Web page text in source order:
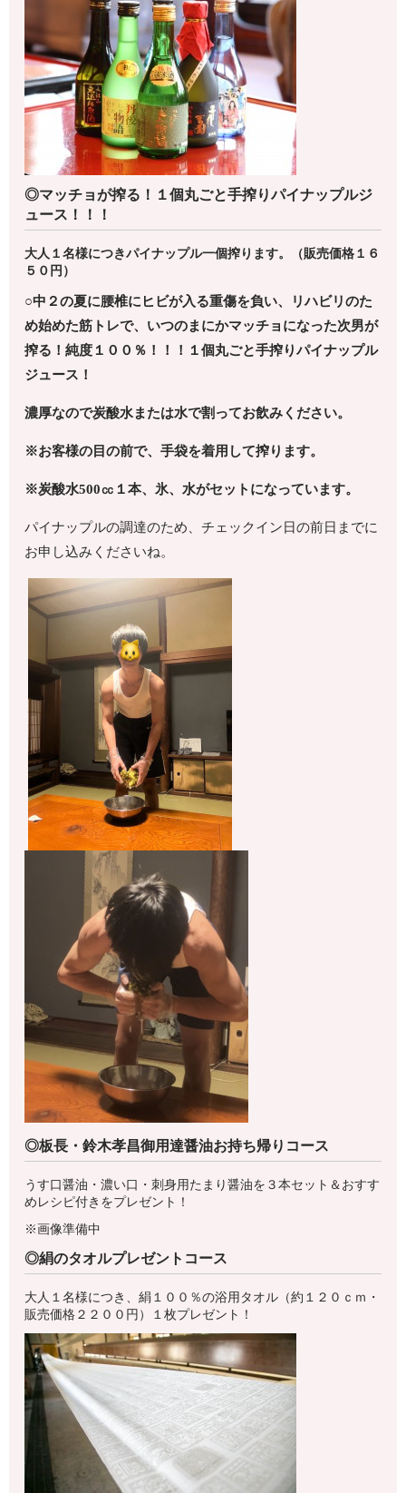
◎マッチョが搾る！１個丸ごと手搾りパイナップルジ
ュース！！！
大人１名様につきパイナップル一個搾ります。（販売価格１６
５０円）
○中２の夏に腰椎にヒビが入る重傷を負い、リハビリのた
め始めた筋トレで、いつのまにかマッチョになった次男が
搾る！純度１００％！！！１個丸ごと手搾りパイナップル
ジュース！
濃厚なので炭酸水または水で割ってお飲みください。
※お客様の目の前で、手袋を着用して搾ります。
※炭酸水500㏄１本、氷、水がセットになっています。
パイナップルの調達のため、チェックイン日の前日までに
お申し込みくださいね。
◎板長・鈴木孝昌御用達醤油お持ち帰りコース
うす口醤油・濃い口・刺身用たまり醤油を３本セット＆おすす
めレシピ付きをプレゼント！
※画像準備中
◎絹のタオルプレゼントコース
大人１名様につき、絹１００％の浴用タオル（約１２０ｃｍ・
販売価格２２００円）１枚プレゼント！